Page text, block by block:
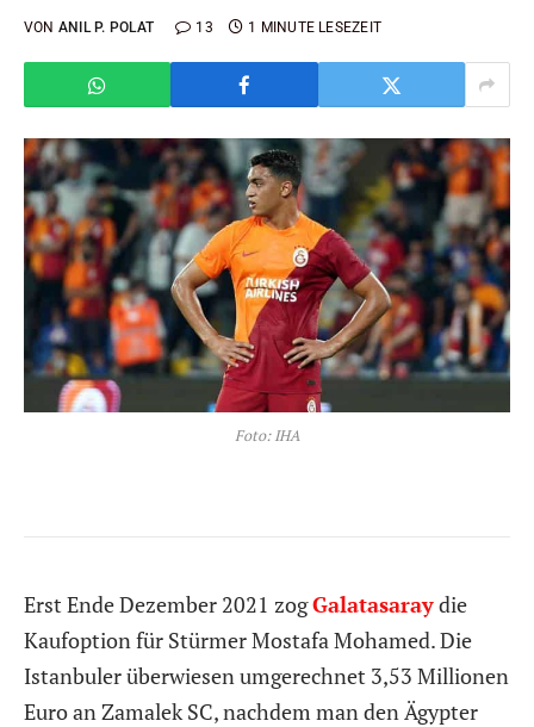
VON ANIL P. POLAT 13 1 MINUTE LESEZEIT
Foto: IHA
Erst Ende Dezember 2021 zogGalatasaraydie
Kaufoption für Stürmer Mostafa Mohamed. Die
Istanbuler überwiesen umgerechnet 3,53 Millionen
Euro an Zamalek SC, nachdem man den Ägypter